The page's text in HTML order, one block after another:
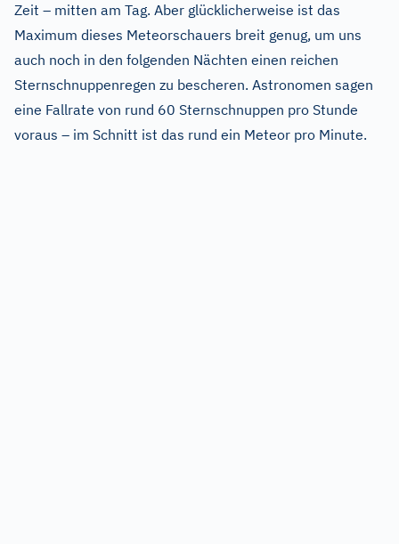
Zeit – mitten am Tag. Aber glücklicherweise ist das
Maximum dieses Meteorschauers breit genug, um uns
auch noch in den folgenden Nächten einen reichen
Sternschnuppenregen zu bescheren. Astronomen sagen
eine Fallrate von rund 60 Sternschnuppen pro Stunde
voraus – im Schnitt ist das rund ein Meteor pro Minute.